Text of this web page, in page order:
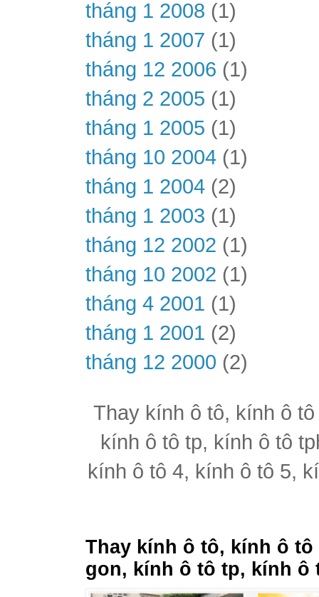
tháng 1 2008 (1)
tháng 1 2007 (1)
tháng 12 2006 (1)
tháng 2 2005 (1)
tháng 1 2005 (1)
tháng 10 2004 (1)
tháng 1 2004 (2)
tháng 1 2003 (1)
tháng 12 2002 (1)
tháng 10 2002 (1)
tháng 4 2001 (1)
tháng 1 2001 (2)
tháng 12 2000 (2)
Thay kính ô tô, kính ô
kính ô tô tp, kính ô tô
kính ô tô 4, kính ô tô 5,
Thay kính ô tô, kính ô
gon, kính ô tô tp, kính ô